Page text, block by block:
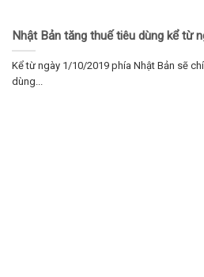
Nhật Bản tăng thuế tiêu dùng kể từ
Kể từ ngày 1/10/2019 phía Nhật Bản sẽ
dùng...